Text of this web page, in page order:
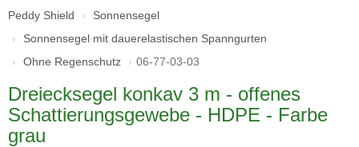
Peddy Shield
Sonnensegel
Sonnensegel mit dauer­elastischen Spanngurten
Ohne Regenschutz
06-77-03-03
Dreiecksegel konkav 3 m - offenes
Schattierungsgewebe - HDPE - Farbe
grau